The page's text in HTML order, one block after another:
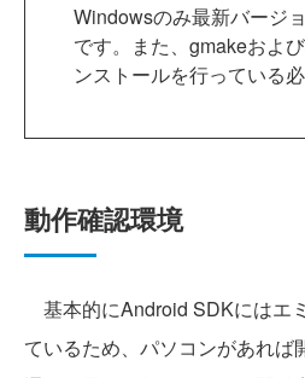
Windowsのみ最新バージ
です。また、gmakeおよ
ンストールを行っている
動作確認環境
基本的にAndroid SDKにはエ
ているため、パソコンがあれば